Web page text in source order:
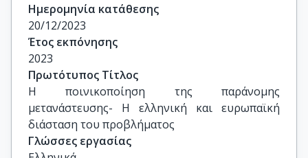
Ημερομηνία κατάθεσης
20/12/2023
Έτος εκπόνησης
2023
Πρωτότυπος Τίτλος
Η ποινικοποίηση της παράνομης
μετανάστευσης- Η ελληνική και ευρωπαϊκή
διάσταση του προβλήματος
Γλώσσες εργασίας